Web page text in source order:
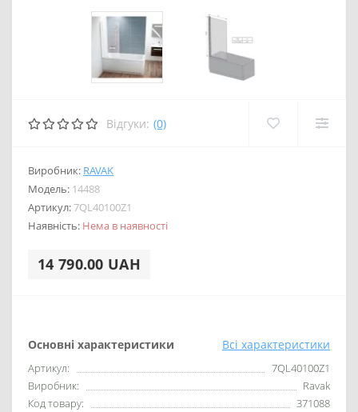
Відгуки: (0)
Виробник: RAVAK
Модель: 14488
Артикул:7QL40100Z1
Наявність: Нема в наявності
14 790.00 UAH
Основні характеристики Всі характеристики
Артикул:
7QL40100Z1
Виробник:
Ravak
Код товару:
371088